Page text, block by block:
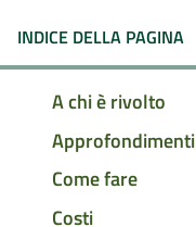
INDICE DELLA PAGINA
A chi è rivolto
Approfondimenti
Come fare
Costi